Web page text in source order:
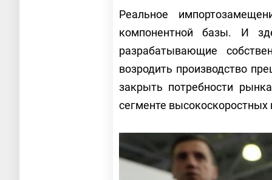
Реальное
компонентной базы. И
разрабатывающие
возродить производство
закрыть потребности
сегменте